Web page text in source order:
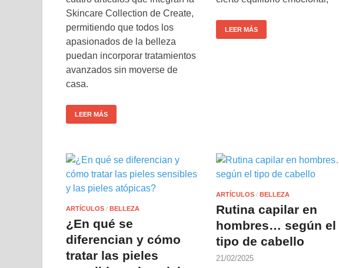
Skincare Collection de Create,
permitiendo que todos los
apasionados de la belleza
puedan incorporar tratamientos
avanzados sin moverse de
casa.
LEER MÁS
LEER MÁS
ARTÍCULOS / BELLEZA
¿En qué se
diferencian y cómo
tratar las pieles
ARTÍCULOS / BELLEZA
Rutina capilar en
hombres… según el
tipo de cabello
21/02/2025